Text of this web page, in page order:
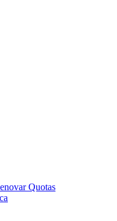
Quotas